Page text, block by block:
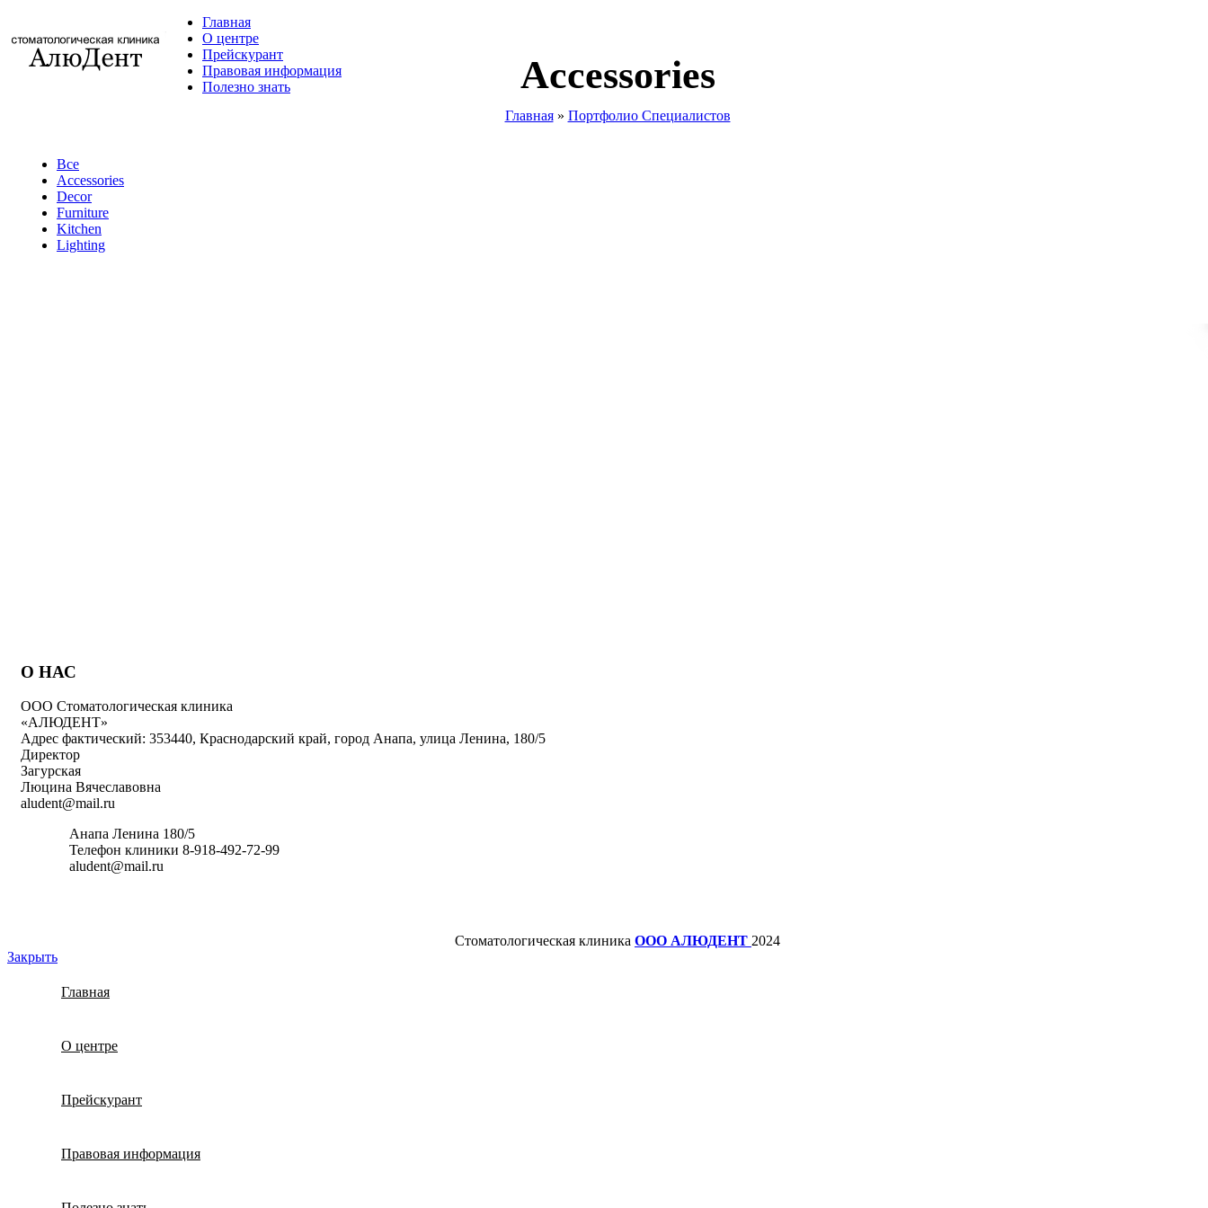
Главная
О центре
Прейскурант
Правовая информация
Полезно знать
Accessories
Главная» Портфолио Специалистов
Все
Accessories
Decor
Furniture
Kitchen
Lighting
О НАС
ООО Стоматологическая клиника
«АЛЮДЕНТ»
Адрес фактический: 353440, Краснодарский край, город Анапа, улица Ленина, 180/5
Директор
Загурская
Люцина Вячеславовна
aludent@mail.ru
Анапа Ленина 180/5
Телефон клиники 8-918-492-72-99
aludent@mail.ru
Стоматологическая клиника ООО АЛЮДЕНТ 2024
Закрыть
Главная
О центре
Прейскурант
Правовая информация